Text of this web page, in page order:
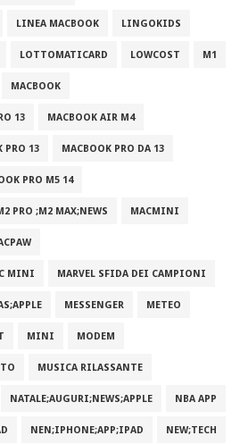
LINEA MACBOOK LINGOKIDS
LOTTOMATICARD LOWCOST M1
MACBOOK
13 MACBOOK AIR M4
PRO 13 MACBOOK PRO DA 13
PRO M5 14
PRO ;M2 MAX;NEWS MACMINI
MINI MARVEL SFIDA DEI CAMPIONI
MESSENGER METEO
MINI MODEM
MUSICA RILASSANTE
NATALE;AUGURI;NEWS;APPLE NBA APP
NEN;IPHONE;APP;IPAD NEW;TECH